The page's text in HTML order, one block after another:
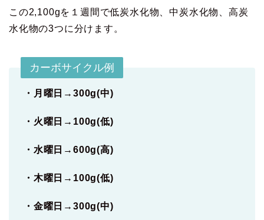
この2,100gを１週間で低炭水化物、中炭水化物、高炭
水化物の3つに分けます。
カーボサイクル例
・月曜日→300g(中)
・火曜日→100g(低)
・水曜日→600g(高)
・木曜日→100g(低)
・金曜日→300g(中)